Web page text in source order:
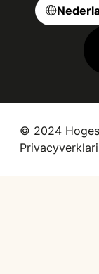
© 2024